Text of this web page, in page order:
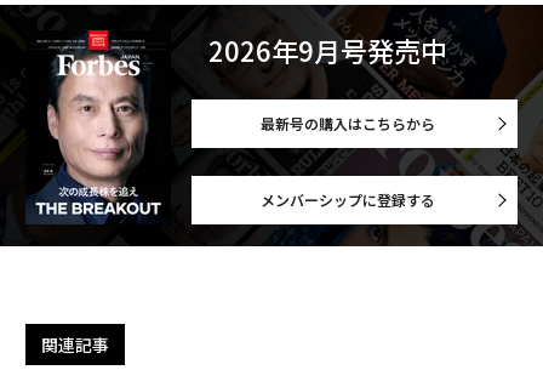
2026年9月号発売中
最新号の購入はこちらから
メンバーシップに登録する
関連記事